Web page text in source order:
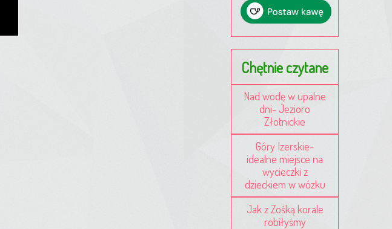
Chętnie czytane
Nad wodę w upalne
dni- Jezioro
Złotnickie
Góry Izerskie-
idealne miejsce na
wycieczki z
dzieckiem w wózku
Jak z Zośką korale
robiłyśmy